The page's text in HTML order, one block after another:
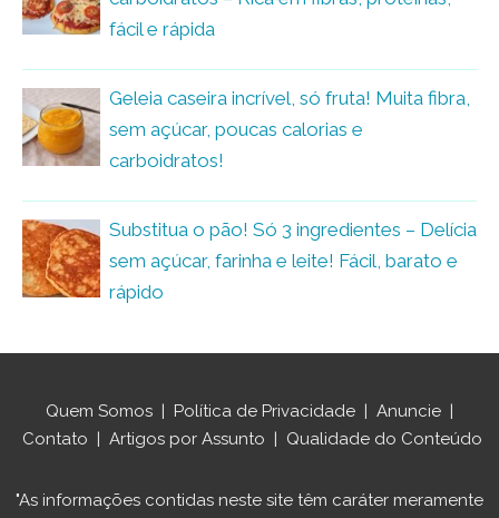
fácil e rápida
Geleia caseira incrível, só fruta! Muita fibra,
sem açúcar, poucas calorias e
carboidratos!
Substitua o pão! Só 3 ingredientes – Delícia
sem açúcar, farinha e leite! Fácil, barato e
rápido
Quem Somos | Política de Privacidade | Anuncie |
Contato | Artigos por Assunto | Qualidade do Conteúdo
"As informações contidas neste site têm caráter meramente